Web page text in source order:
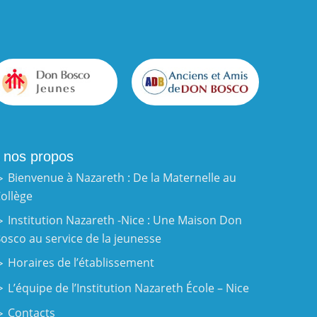
nos propos
Bienvenue à Nazareth : De la Maternelle au
Institution Nazareth -Nice : Une Maison Don
au service de la jeunesse
Horaires de l’établissement
L’équipe de l’Institution Nazareth École – Nice
Contacts